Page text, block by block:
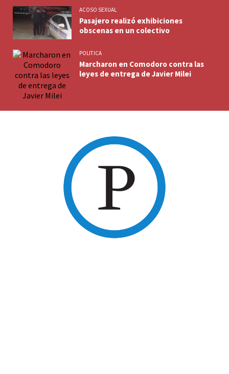
ACOSO SEXUAL
Pasajero realizó exhibiciones
obscenas en un colectivo
POLITICA
Marcharon en Comodoro contra las
leyes de entrega de Javier Milei